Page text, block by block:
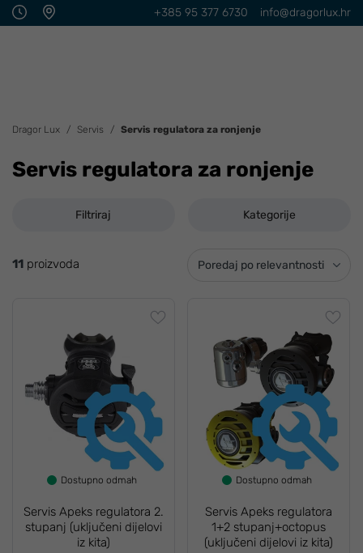
info@dragorlux.hr
+385 95 377 6730
Dragor Lux Servis Servis regulatora za ronjenje
Servis regulatora za ronjenje
Filtriraj Kategorije
11 proizvoda Poredaj po relevantnosti
Dostupno odmah
Servis Apeks regulatora 2.
stupanj (uključeni dijelovi
iz kita)
Dostupno odmah
Servis Apeks regulatora
1+2 stupanj+octopus
(uključeni dijelovi iz kita)